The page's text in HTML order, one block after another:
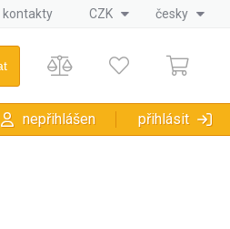
kontakty CZK česky
nepřihlášen přihlásit